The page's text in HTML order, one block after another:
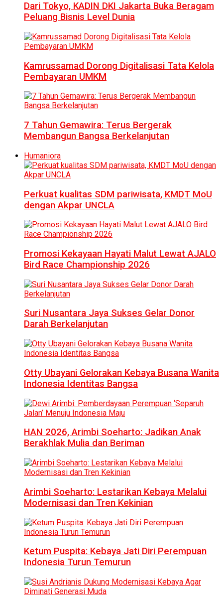
Dari Tokyo, KADIN DKI Jakarta Buka Beragam
Peluang Bisnis Level Dunia
Kamrussamad Dorong Digitalisasi Tata Kelola
Pembayaran UMKM
7 Tahun Gemawira: Terus Bergerak
Membangun Bangsa Berkelanjutan
Humaniora
Perkuat kualitas SDM pariwisata, KMDT MoU
dengan Akpar UNCLA
Promosi Kekayaan Hayati Malut Lewat AJALO
Bird Race Championship 2026
Suri Nusantara Jaya Sukses Gelar Donor
Darah Berkelanjutan
Otty Ubayani Gelorakan Kebaya Busana Wanita
Indonesia Identitas Bangsa
HAN 2026, Arimbi Soeharto: Jadikan Anak
Berakhlak Mulia dan Beriman
Arimbi Soeharto: Lestarikan Kebaya Melalui
Modernisasi dan Tren Kekinian
Ketum Puspita: Kebaya Jati Diri Perempuan
Indonesia Turun Temurun